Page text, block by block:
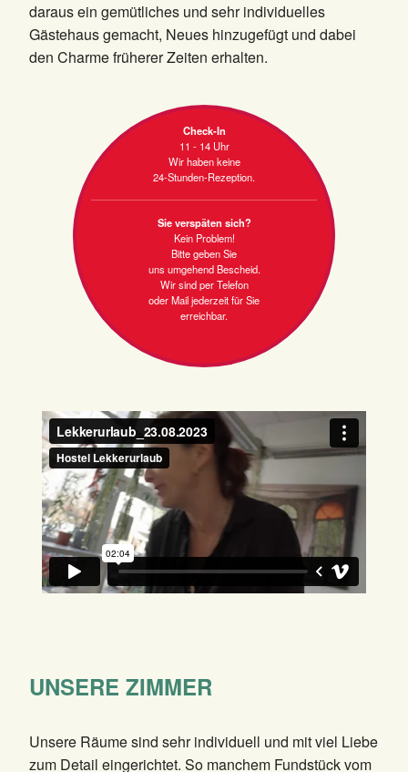
daraus ein gemütliches und sehr individuelles
Gästehaus gemacht, Neues hinzugefügt und dabei
den Charme früherer Zeiten erhalten.
Check-In
11 - 14 Uhr
Wir haben keine
24-Stunden-Rezeption.
Sie verspäten sich?
Kein Problem!
Bitte geben Sie
uns umgehend Bescheid.
Wir sind per Telefon
oder Mail jederzeit für Sie
erreichbar.
UNSERE ZIMMER
Unsere Räume sind sehr individuell und mit viel Liebe
zum Detail eingerichtet. So manchem Fundstück vom